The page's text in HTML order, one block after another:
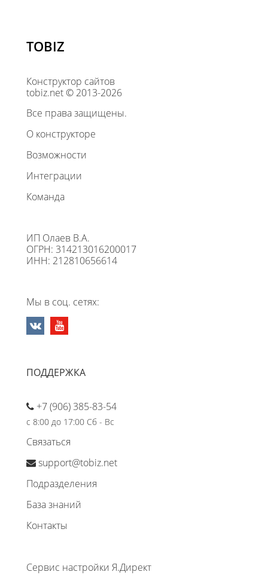
TOBIZ
Конструктор сайтов
tobiz.net © 2013-2026
Все права защищены.
О конструкторе
Возможности
Интеграции
Команда
ИП Олаев В.А.
ОГРН: 314213016200017
ИНН: 212810656614
Мы в соц. сетях:
ПОДДЕРЖКА
+7 (906) 385-83-54
с 8:00 до 17:00 Сб - Вс
Связаться
support@tobiz.net
Подразделения
База знаний
Контакты
Сервис настройки Я.Директ